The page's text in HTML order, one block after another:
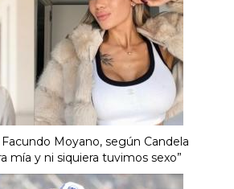
Moyano, según Candela
mía y ni siquiera tuvimos sexo”